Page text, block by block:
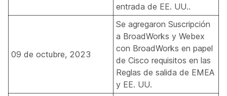
entrada de EE. UU..
09 de octubre, 2023
Se agregaron Suscripción
a BroadWorks y Webex
con BroadWorks en papel
de Cisco requisitos en las
Reglas de salida de EMEA
y EE. UU.